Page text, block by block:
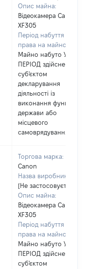
Опис майна:
Відеокамера Canon
XF305
Період набуття
права на майно:
Майно набуто У
ПЕРІОД здійснення
суб'єктом
декларування
діяльності із
виконання функцій
держави або
місцевого
самоврядування
Торгова марка:
Canon
Назва виробника:
[Не застосовується]
Опис майна:
Відеокамера Canon
XF305
Період набуття
права на майно:
Майно набуто У
ПЕРІОД здійснення
суб'єктом